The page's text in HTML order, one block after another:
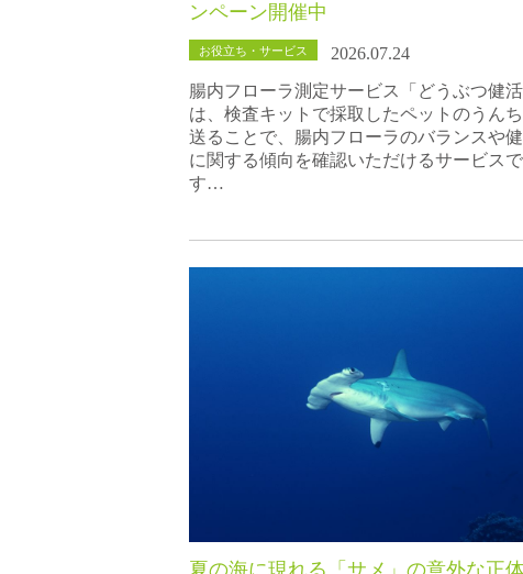
ンペーン開催中
お役立ち・サービス
2026.07.24
腸内フローラ測定サービス「どうぶつ健活
は、検査キットで採取したペットのうん
送ることで、腸内フローラのバランスや
に関する傾向を確認いただけるサービスで
す…
夏の海に現れる「サメ」の意外な正